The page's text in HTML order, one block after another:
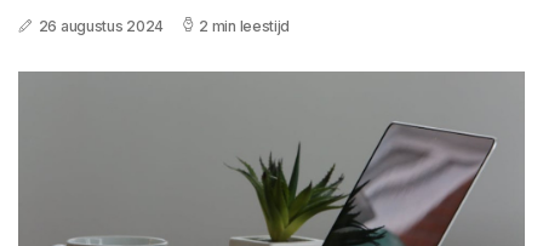
26 augustus 2024 2 min leestijd